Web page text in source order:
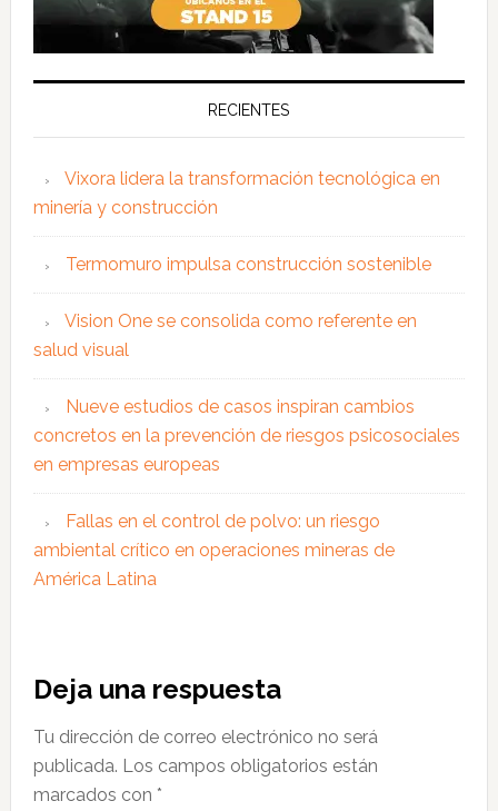
RECIENTES
Vixora lidera la transformación tecnológica en
minería y construcción
Termomuro impulsa construcción sostenible
Vision One se consolida como referente en
salud visual
Nueve estudios de casos inspiran cambios
concretos en la prevención de riesgos psicosociales
en empresas europeas
Fallas en el control de polvo: un riesgo
ambiental crítico en operaciones mineras de
América Latina
Interacciones
con
los
lectores
Deja una respuesta
Tu dirección de correo electrónico no será
publicada. Los campos obligatorios están
marcados con *